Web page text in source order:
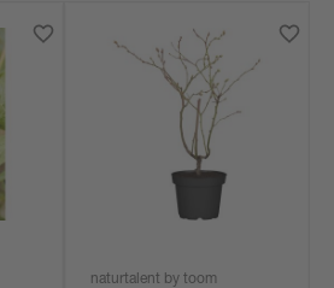
naturtalent by toom